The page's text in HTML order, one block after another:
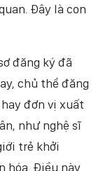
Đây là con
đăng ký đã
chủ thể đăng
đơn vị xuất
như nghệ sĩ
trẻ khởi
hóa. Điều này